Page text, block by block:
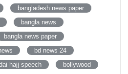
bangladesh news paper
bangla news
bangla news paper
bd news 24
hajj speech
bollywood